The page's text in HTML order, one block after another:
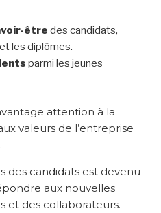
être des candidats,
les diplômes.
parmi les jeunes
attention à la
valeurs de l’entreprise
des candidats est devenu
aux nouvelles
et des collaborateurs.